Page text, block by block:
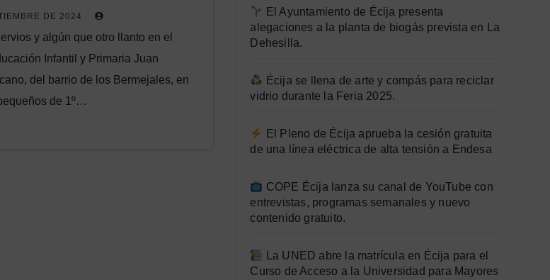
andaluces: «Huele a
DE 2024
y algún que otro llanto en el
Infantil y Primaria Juan
del barrio de los Bermejales, en
de 1º…
El Ayuntamiento de Écija presenta
alegaciones a la planta de biogás prevista en La
Dehesilla.
Écija se llena de arte y compás para reciclar
vidrio durante la Feria 2025.
El Pleno de Écija aprueba la cesión gratuita
de una línea eléctrica de alta tensión a Endesa
COPE Écija lanza su canal de YouTube con
entrevistas, programas semanales y nuevo
contenido gratuito.
La UNED abre la matrícula en Écija para el
Curso de Acceso a la Universidad para Mayores